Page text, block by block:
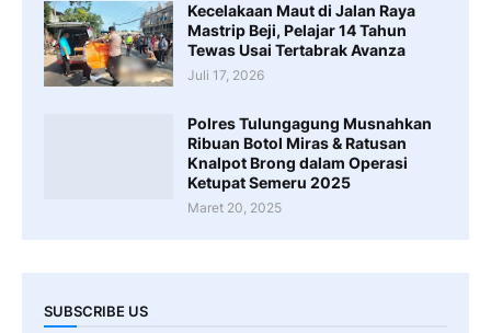
Kecelakaan Maut di Jalan Raya
Mastrip Beji, Pelajar 14 Tahun
Tewas Usai Tertabrak Avanza
Juli 17, 2026
Polres Tulungagung Musnahkan
Ribuan Botol Miras & Ratusan
Knalpot Brong dalam Operasi
Ketupat Semeru 2025
Maret 20, 2025
SUBSCRIBE US